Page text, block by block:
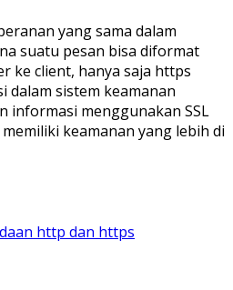
yang sama dalam
suatu pesan bisa diformat
ke client, hanya saja https
dalam sistem keamanan
informasi menggunakan SSL
keamanan yang lebih di
http dan https